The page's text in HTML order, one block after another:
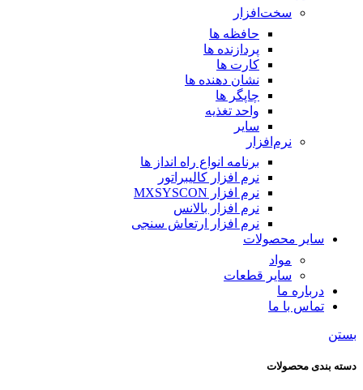
سخت‌افزار
حافظه ها
پردازنده ها
کارت ها
نشان دهنده ها
چاپگر ها
واحد تغذیه
سایر
نرم‌افزار
برنامه انواع راه انداز ها
نرم افزار کالیبراتور
نرم افزار MXSYSCON
نرم افزار بالانس
نرم افزار ارتعاش سنجی
سایر محصولات
مواد
سایر قطعات
درباره ما
تماس با ما
بستن
دسته بندی محصولات